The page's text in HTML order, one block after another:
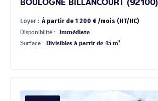
BOULOGNE BILLANCOURT (92100)
Loyer : À partir de 1 200 € /mois (HT/HC)
Disponibilité :
Immédiate
Surface : Divisibles à partir de 45 m²